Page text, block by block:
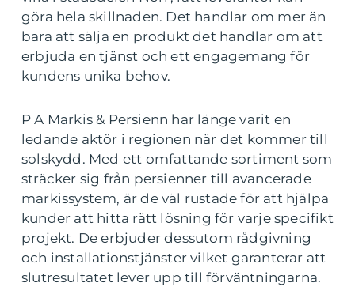
göra hela skillnaden. Det handlar om mer än
bara att sälja en produkt det handlar om att
erbjuda en tjänst och ett engagemang för
kundens unika behov.
P A Markis & Persienn har länge varit en
ledande aktör i regionen när det kommer till
solskydd. Med ett omfattande sortiment som
sträcker sig från persienner till avancerade
markissystem, är de väl rustade för att hjälpa
kunder att hitta rätt lösning för varje specifikt
projekt. De erbjuder dessutom rådgivning
och installationstjänster vilket garanterar att
slutresultatet lever upp till förväntningarna.